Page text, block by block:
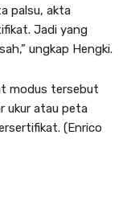
palsu, akta
Jadi yang
ungkap Hengki.
modus tersebut
ukur atau peta
(Enrico